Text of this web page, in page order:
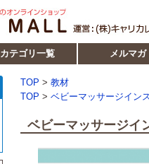
カテゴリ一覧 メルマガ
TOP > 教材
TOP > ベビーマッサージイン
ベビーマッサージ